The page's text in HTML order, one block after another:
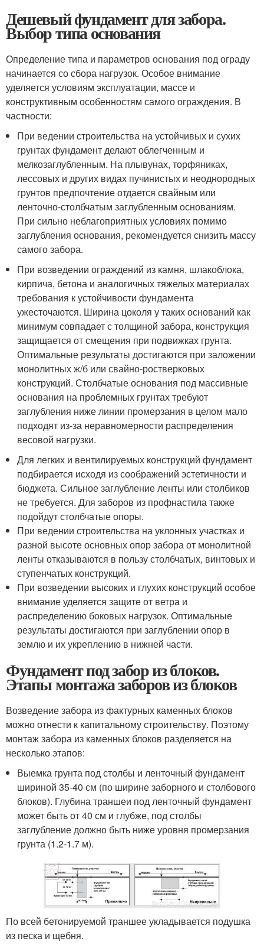
Дешевый фундамент для забора.
Выбор типа основания
Определение типа и параметров основания под ограду
начинается со сбора нагрузок. Особое внимание
уделяется условиям эксплуатации, массе и
конструктивным особенностям самого ограждения. В
частности:
При ведении строительства на устойчивых и сухих
грунтах фундамент делают облегченным и
мелкозаглубленным. На плывунах, торфяниках,
лессовых и других видах пучинистых и неоднородных
грунтов предпочтение отдается свайным или
ленточно-столбчатым заглубленным основаниям.
При сильно неблагоприятных условиях помимо
заглубления основания, рекомендуется снизить массу
самого забора.
При возведении ограждений из камня, шлакоблока,
кирпича, бетона и аналогичных тяжелых материалах
требования к устойчивости фундамента
ужесточаются. Ширина цоколя у таких оснований как
минимум совпадает с толщиной забора, конструкция
защищается от смещения при подвижках грунта.
Оптимальные результаты достигаются при заложении
монолитных ж/б или свайно-ростверковых
конструкций. Столбчатые основания под массивные
основания на проблемных грунтах требуют
заглубления ниже линии промерзания в целом мало
подходят из-за неравномерности распределения
весовой нагрузки.
Для легких и вентилируемых конструкций фундамент
подбирается исходя из соображений эстетичности и
бюджета. Сильное заглубление ленты или столбиков
не требуется. Для заборов из профнастила также
подойдут столбчатые опоры.
При ведении строительства на уклонных участках и
разной высоте основных опор забора от монолитной
ленты отказываются в пользу столбчатых, винтовых и
ступенчатых конструкций.
При возведении высоких и глухих конструкций особое
внимание уделяется защите от ветра и
распределению боковых нагрузок. Оптимальные
результаты достигаются при заглублении опор в
землю и их укреплению в нижней части.
Фундамент под забор из блоков.
Этапы монтажа заборов из блоков
Возведение забора из фактурных каменных блоков
можно отнести к капитальному строительству. Поэтому
монтаж забора из каменных блоков разделяется на
несколько этапов:
Выемка грунта под столбы и ленточный фундамент
шириной 35-40 см (по ширине заборного и столбового
блоков). Глубина траншеи под ленточный фундамент
может быть от 40 см и глубже, под столбы
заглубление должно быть ниже уровня промерзания
грунта (1.2-1.7 м).
По всей бетонируемой траншее укладывается подушка
из песка и щебня.